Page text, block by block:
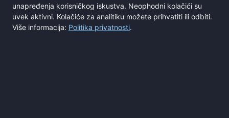
Дигитални Радио
Емитовање Програма
Сертификати
РЕМ
Рател
unapređenja korisničkog iskustva. Neophodni kolačići su
uvek aktivni. Kolačiće za analitiku možete prihvatiti ili odbiti.
Više informacija: Politika privatnosti.